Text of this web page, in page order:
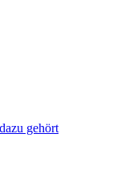
gehört